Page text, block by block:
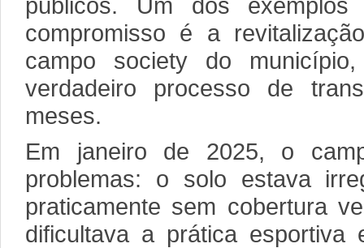
públicos. Um dos
compromisso é a
campo society do
verdadeiro processo de
meses.
Em janeiro de 2025, o
problemas: o solo estava
praticamente sem cobertura
dificultava a prática